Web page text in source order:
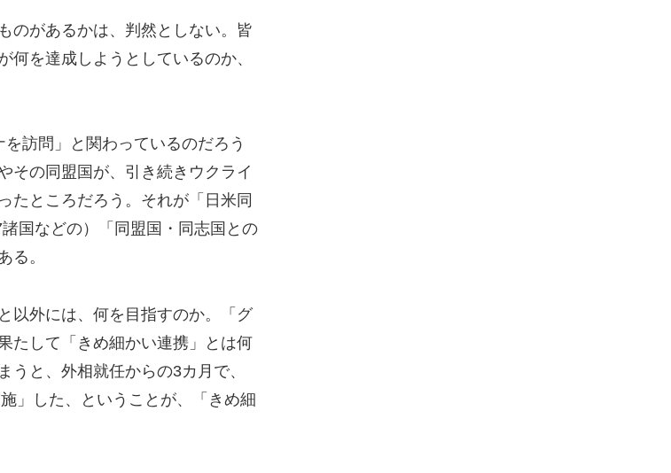
のがあるかは、判然としない。皆
を達成しようとしているのか、
訪問」と関わっているのだろう
その同盟国が、引き続きウクライ
たところだろう。それが「日米同
国などの）「同盟国・同志国との
る。
以外には、何を目指すのか。「グ
たして「きめ細かい連携」とは何
と、外相就任からの3カ月で、
」した、ということが、「きめ細